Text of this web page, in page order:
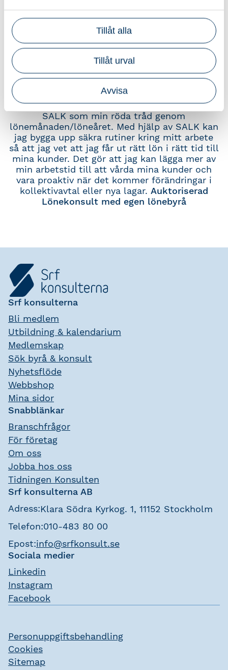
Tillåt alla
Tillåt urval
Avvisa
för administratörer. SALK ger verktyg till att
arbeta som lönecontroller för att
kvalitetssäkra flödet i lönekörningen och ger
samtidigt riktlinjer för rollens framtid.
Lönekonsult.
Jag som Auktoriserad Lönekonsult använder
SALK som min röda tråd genom
lönemånaden/löneåret. Med hjälp av SALK kan
jag bygga upp säkra rutiner kring mitt arbete
så att jag vet att jag får ut rätt lön i rätt tid till
mina kunder. Det gör att jag kan lägga mer av
min arbetstid till att vårda mina kunder och
vara proaktiv när det kommer förändringar i
kollektivavtal eller nya lagar. Auktoriserad
Lönekonsult med egen lönebyrå
Srf konsulterna
Bli medlem
Utbildning & kalendarium
Medlemskap
Sök byrå & konsult
Nyhetsflöde
Webbshop
Mina sidor
Snabblänkar
Branschfrågor
För företag
Om oss
Jobba hos oss
Tidningen Konsulten
Srf konsulterna AB
Adress:Klara Södra Kyrkog. 1, 11152 Stockholm
Telefon:010-483 80 00
Epost:info@srfkonsult.se
Sociala medier
Linkedin
Instagram
Facebook
Personuppgiftsbehandling
Cookies
Sitemap